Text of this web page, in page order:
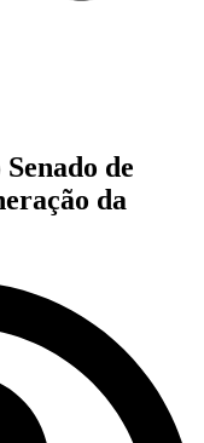
de
da